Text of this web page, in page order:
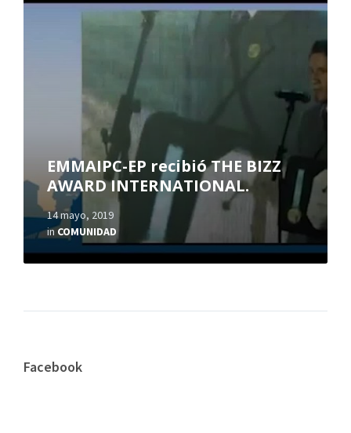
EMMAIPC-EP recibió THE BIZZ
AWARD INTERNATIONAL.
14 mayo, 2019
inCOMUNIDAD
Facebook